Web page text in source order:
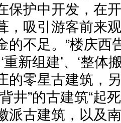
保护中开发，在
，吸引游客前来
的不足。”楼庆西
重新组建’、‘整体
的零星古建筑，
井”的古建筑“起
派古建筑，以及